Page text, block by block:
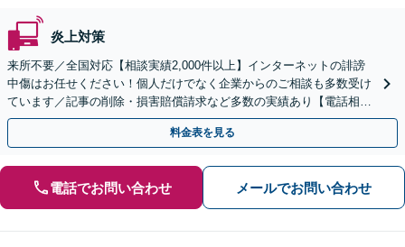
炎上対策
来所不要／全国対応【相談実績2,000件以上】インターネットの誹謗
中傷はお任せください！個人だけでなく企業からのご相談も多数受け
ています／記事の削除・損害賠償請求など多数の実績あり【電話相談
可】【初回相談無料】【夜間休日面談可】
料金表を見る
電話でお問い合わせ メールでお問い合わせ